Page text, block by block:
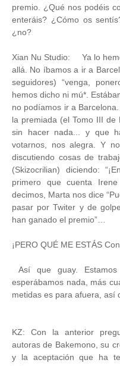
premio. ¿Qué nos podéis
enteráis? ¿Cómo os
¿no?
Xian Nu Studio:
Ya lo
allá. No íbamos a ir a
seguidores) “venga,
hemos dicho ni mú*.
no podíamos ir a
la premiada (el Tomo III de
sin hacer nada... y que
votarnos, nos alegra. Y
discutiendo cosas de
(Skizocrilian) diciendo:
primero que cuenta
decimos, Marta nos dice
pasar por Twiter y de
han ganado el premio”…
¡PERO QUÉ ME ESTÁS
Así que guay.
esperábamos nada, más
metidas es para afuera, así
KZ: Con la anterior
autoras de Bakemono, su
y la aceptación que ha